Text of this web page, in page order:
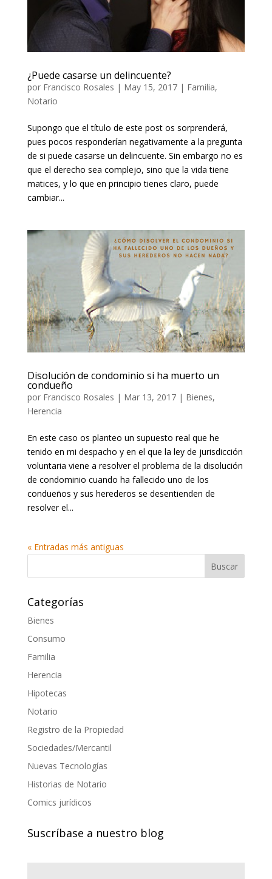
¿Puede casarse un delincuente?
por Francisco Rosales | May 15, 2017| Familia,
Notario
Supongo que el título de este post os sorprenderá,
pues pocos responderían negativamente a la pregunta
de si puede casarse un delincuente. Sin embargo no es
que el derecho sea complejo, sino que la vida tiene
matices, y lo que en principio tienes claro, puede
cambiar...
Disolución de condominio si ha muerto un
condueño
por Francisco Rosales | Mar 13, 2017| Bienes,
Herencia
En este caso os planteo un supuesto real que he
tenido en mi despacho y en el que la ley de jurisdicción
voluntaria viene a resolver el problema de la disolución
de condominio cuando ha fallecido uno de los
condueños y sus herederos se desentienden de
resolver el...
« Entradas más antiguas
Categorías
Bienes
Consumo
Familia
Herencia
Hipotecas
Notario
Registro de la Propiedad
Sociedades/Mercantil
Nuevas Tecnologías
Historias de Notario
Comics jurídicos
Suscríbase a nuestro blog